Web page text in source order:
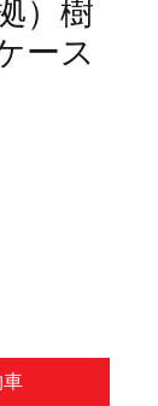
）樹
ース
車